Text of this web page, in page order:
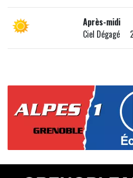
Après-midi
Ciel Dégagé